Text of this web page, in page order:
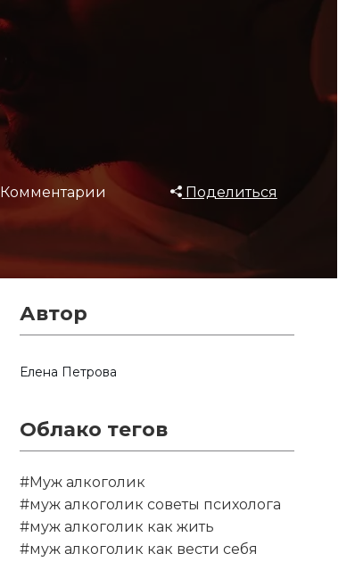
Комментарии Поделиться
Автор
Елена Петрова
Облако тегов
#Муж алкоголик
#муж алкоголик советы психолога
#муж алкоголик как жить
#муж алкоголик как вести себя